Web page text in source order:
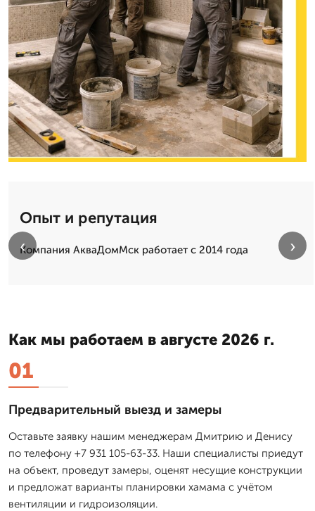
Опыт и репутация
Компания АкваДомМск работает с 2014 года
‹ ›
Как мы работаем в августе 2026 г.
01
Предварительный выезд и замеры
Оставьте заявку нашим менеджерам Дмитрию и Денису
по телефону +7 931 105-63-33. Наши специалисты приедут
на объект, проведут замеры, оценят несущие конструкции
и предложат варианты планировки хамама с учётом
вентиляции и гидроизоляции.